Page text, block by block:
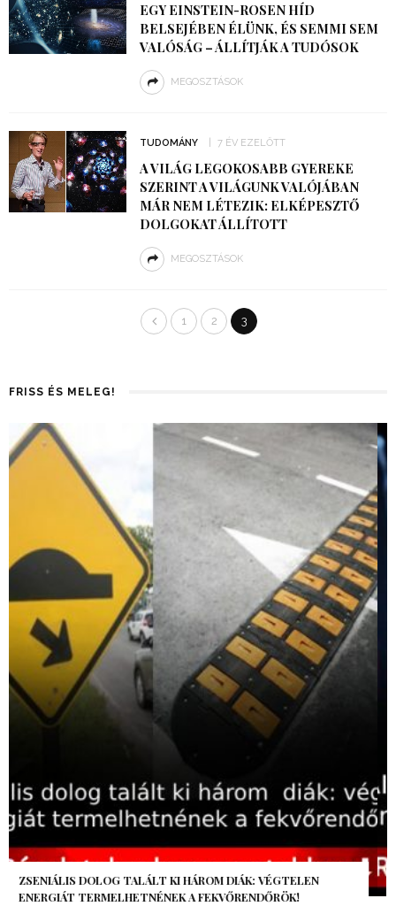
EGY EINSTEIN-ROSEN HÍD
BELSEJÉBEN ÉLÜNK, ÉS SEMMI SEM
VALÓSÁG – ÁLLÍTJÁK A TUDÓSOK
MEGOSZTÁSOK
TUDOMÁNY 7 ÉV EZELŐTT
A VILÁG LEGOKOSABB GYEREKE
SZERINT A VILÁGUNK VALÓJÁBAN
MÁR NEM LÉTEZIK: ELKÉPESZTŐ
DOLGOKAT ÁLLÍTOTT
MEGOSZTÁSOK
1 2 3
FRISS ÉS MELEG!
AZ AI-VILÁGVÉGE ÁRNYÉKA, CSAK PÁR ÓRA VOLT, MÉGIS AZ
EGÉSZ VILÁG MEGÉREZTE…